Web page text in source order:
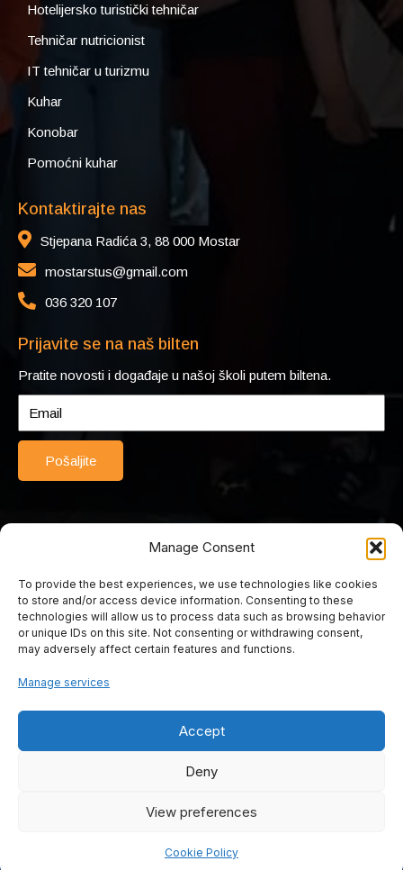
Manage Consent
To provide the best experiences, we use technologies like cookies
to store and/or access device information. Consenting to these
technologies will allow us to process data such as browsing behavior
or unique IDs on this site. Not consenting or withdrawing consent,
may adversely affect certain features and functions.
Manage services
Accept
Deny
View preferences
Cookie Policy
Hotelijersko turistički tehničar
Tehničar nutricionist
IT tehničar u turizmu
Kuhar
Konobar
Pomoćni kuhar
Kontaktirajte nas
Stjepana Radića 3, 88 000 Mostar
mostarstus@gmail.com
036 320 107
Prijavite se na naš bilten
Pratite novosti i događaje u našoj školi putem biltena.
Pošaljite
© 2025 Srednja turističko-ugostiteljska škola Mostar. Sva prava
pridržana. Web by Rimac web studio.
Srednja turističko
ugostiteljska škola
Mostar